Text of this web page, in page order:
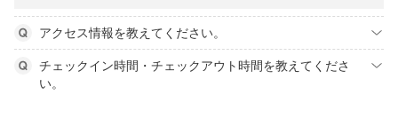
アクセス情報を教えてください。
チェックイン時間・チェックアウト時間を教えてくださ
い。